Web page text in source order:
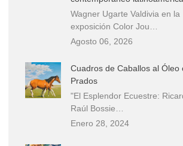
Wagner Ugarte Valdivia en la
exposición Color Jou…
Agosto 06, 2026
Cuadros de Caballos al Óleo
Prados
"El Esplendor Ecuestre:
Raúl Bossie…
Enero 28, 2024